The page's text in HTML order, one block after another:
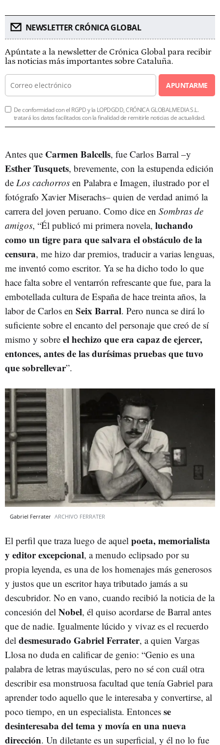
NEWSLETTER CRÓNICA GLOBAL
Apúntate a la newsletter de Crónica Global para recibir
las noticias más importantes sobre Cataluña.
APUNTARME
De conformidad con el RGPD y la LOPDGDD, CRÓNICA GLOBALMEDIA S.L.
tratará los datos facilitados con la finalidad de remitirle noticias de actualidad.
Antes que Carmen Balcells, fue Carlos Barral –y
Esther Tusquets, brevemente, con la estupenda edición
de Los cachorros en Palabra e Imagen, ilustrado por el
fotógrafo Xavier Miserachs– quien de verdad animó la
carrera del joven peruano. Como dice en Sombras de
amigos, “Él publicó mi primera novela, luchando
como un tigre para que salvara el obstáculo de la
censura, me hizo dar premios, traducir a varias lenguas,
me inventó como escritor. Ya se ha dicho todo lo que
hace falta sobre el ventarrón refrescante que fue, para la
embotellada cultura de España de hace treinta años, la
labor de Carlos en Seix Barral. Pero nunca se dirá lo
suficiente sobre el encanto del personaje que creó de sí
mismo y sobre el hechizo que era capaz de ejercer,
entonces, antes de las durísimas pruebas que tuvo
que sobrellevar”.
Gabriel Ferrater ARCHIVO FERRATER
El perfil que traza luego de aquel poeta, memorialista
y editor excepcional, a menudo eclipsado por su
propia leyenda, es una de los homenajes más generosos
y justos que un escritor haya tributado jamás a su
descubridor. No en vano, cuando recibió la noticia de la
concesión del Nobel, él quiso acordarse de Barral antes
que de nadie. Igualmente lúcido y vivaz es el recuerdo
del desmesurado Gabriel Ferrater, a quien Vargas
Llosa no duda en calificar de genio: “Genio es una
palabra de letras mayúsculas, pero no sé con cuál otra
describir esa monstruosa facultad que tenía Gabriel para
aprender todo aquello que le interesaba y convertirse, al
poco tiempo, en un especialista. Entonces se
desinteresaba del tema y movía en una nueva
dirección. Un diletante es un superficial, y él no lo fue